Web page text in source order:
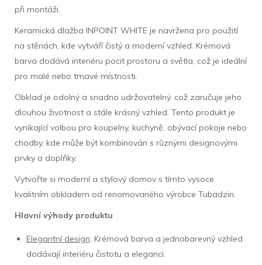
při montáži.
Keramická dlažba INPOINT WHITE je navržena pro použití
na stěnách, kde vytváří čistý a moderní vzhled. Krémová
barva dodává interiéru pocit prostoru a světla, což je ideální
pro malé nebo tmavé místnosti.
Obklad je odolný a snadno udržovatelný, což zaručuje jeho
dlouhou životnost a stále krásný vzhled. Tento produkt je
vynikající volbou pro koupelny, kuchyně, obývací pokoje nebo
chodby, kde může být kombinován s různými designovými
prvky a doplňky.
Vytvořte si moderní a stylový domov s tímto vysoce
kvalitním obkladem od renomovaného výrobce Tubadzin.
Hlavní výhody produktu
Elegantní design: Krémová barva a jednobarevný vzhled
dodávají interiéru čistotu a eleganci.